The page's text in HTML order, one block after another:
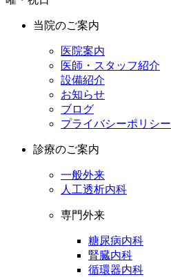
当院のご案内
医院案内
医師・スタッフ紹介
設備紹介
お知らせ
ブログ
プライバシーポリシー
診療のご案内
一般外来
人工透析内科
専門外来
糖尿病内科
腎臓内科
循環器内科